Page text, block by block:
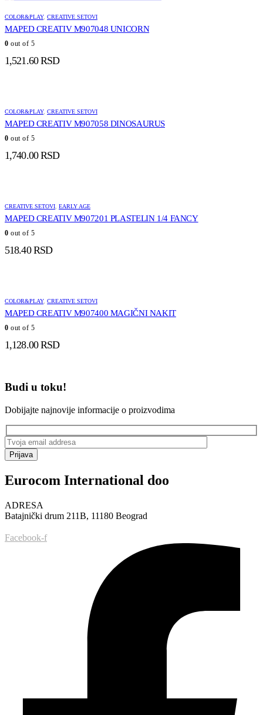
COLOR&PLAY, CREATIVE SETOVI
MAPED CREATIV M907048 UNICORN
0 out of 5
1,521.60RSD
COLOR&PLAY, CREATIVE SETOVI
MAPED CREATIV M907058 DINOSAURUS
0 out of 5
1,740.00RSD
CREATIVE SETOVI EARLY AGE
MAPED CREATIV M907201 PLASTELIN 1/4 FANCY
0 out of 5
518.40RSD
COLOR&PLAY, CREATIVE SETOVI
MAPED CREATIV M907400 MAGIČNI NAKIT
0 out of 5
1,128.00RSD
Budi u toku!
Dobijajte najnovije informacije o proizvodima
Prijava
Eurocom International doo
ADRESA
Batajnički drum 211B, 11180 Beograd
Facebook-f